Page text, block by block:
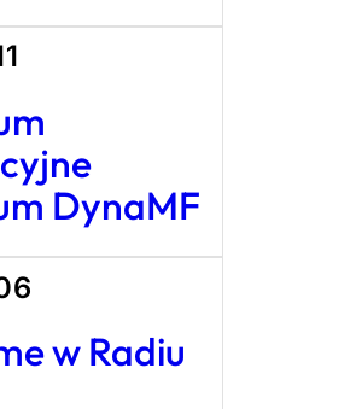
DynaMF
w Radiu